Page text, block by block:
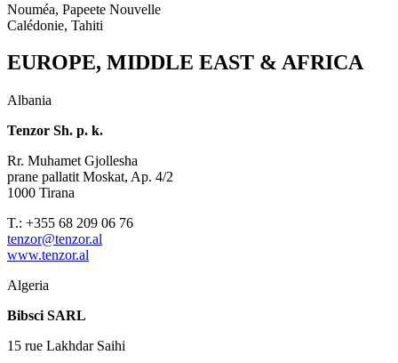
Nouméa, Papeete Nouvelle
Calédonie, Tahiti
EUROPE, MIDDLE EAST & AFRICA
Albania
Tenzor Sh. p. k.
Rr. Muhamet Gjollesha
prane pallatit Moskat, Ap. 4/2
1000 Tirana
T.: +355 68 209 06 76
tenzor@tenzor.al
www.tenzor.al
Algeria
Bibsci SARL
15 rue Lakhdar Saihi